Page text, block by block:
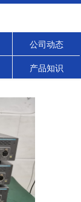
公司动态
产品知识